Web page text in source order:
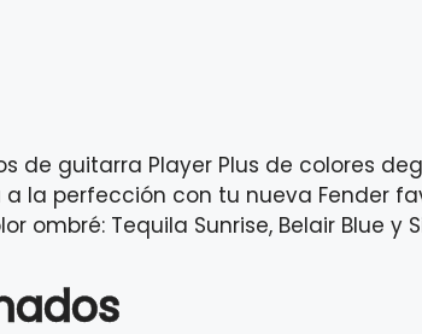
de guitarra Player Plus de colores
la perfección con tu nueva Fender
ombré: Tequila Sunrise, Belair Blue y